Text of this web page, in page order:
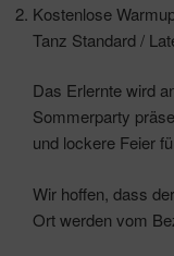
Kostenlose
Tanz Standard /
Das Erlernte wird
Sommerparty
und lockere Feier
Wir hoffen, dass
Ort werden vom